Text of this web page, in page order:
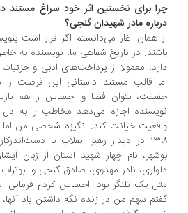
برای نخستین اثر خود سراغ مستند
مادر شهیدان گنجی؟
همان آغاز می‌دانستم اگر قرار است بنویسم،
در تاریخ شفاهی ما، نویسنده به خاطر
معمولا از پرداخت‌های ادبی و جزئیات
قالب مستند داستانی این فرصت را
بتوان فضا و احساس را هم بازسازی
اجازه می‌دهد مخاطب را به دل روایت
خیانت کند. انگیزه شخصی من اما از
۱۳۹۸ در دیدار رهبر انقلاب با دست‌اندرکاران
نام چهار شهید استان از زبان ایشان
نادر مهدوی، صادق گنجی و ابوتراب
یک تلنگر بود. احساس کردم فرمانی است
سهم من در زنده نگه داشتن یاد آنها،